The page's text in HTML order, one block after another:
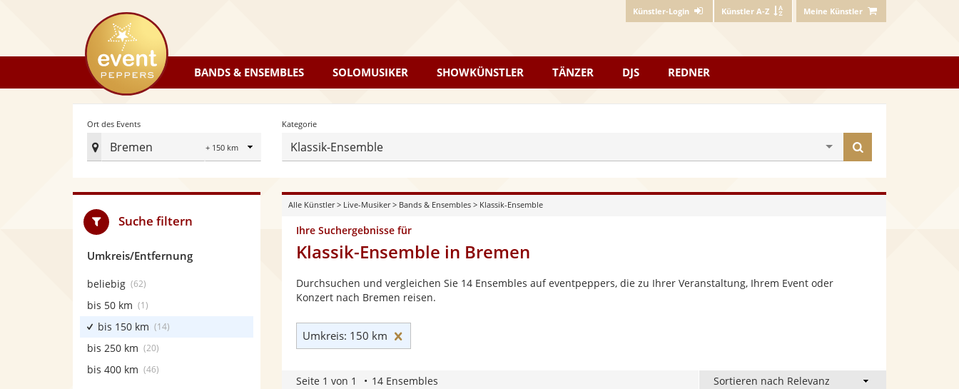
Künstler-Login Künstler A-Z Meine Künstler
eventpeppers
BANDS & ENSEMBLES SOLOMUSIKER SHOWKÜNSTLER TÄNZER DJS REDNER
Ort des Events
Bremen
Radius
Ort
Events
festlegen
Kategorie
Klassik-Ensemble
finden
Alle Künstler> Live-Musiker> Bands & Ensembles> Klassik-Ensemble
Ihre Suchergebnisse für
Klassik-Ensemble in Bremen
Durchsuchen und vergleichen Sie 14 Ensembles auf eventpeppers, die zu Ihrer Veranstaltung, Ihrem Event oder
Konzert nach Bremen reisen.
Umkreis: 150 km
Seite 1 von 1 14 Ensembles
Suche filtern
Umkreis/Entfernung
beliebig (62)
bis 50 km (1)
bis 150 km (14)
bis 250 km (20)
bis 400 km (46)